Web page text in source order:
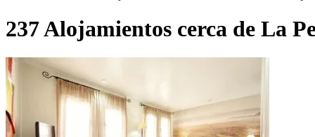
237 Alojamientos cerca de La